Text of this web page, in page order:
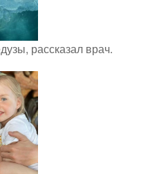
рассказал врач.